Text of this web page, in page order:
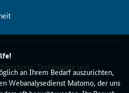
an Ihrem Bedarf auszurichten,
Webanalysedienst Matomo, der uns
Technologie und